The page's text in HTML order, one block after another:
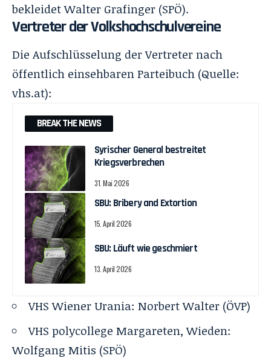
bekleidetWalter Grafinger (SPÖ).
Vertreter der Volkshochschulvereine
Die Aufschlüsselung der Vertreter nach
öffentlich einsehbaren Parteibuch (Quelle:
vhs.at):
BREAK THE NEWS
Syrischer General bestreitet
Kriegsverbrechen
31. Mai 2026
SBU: Bribery and Extortion
15. April 2026
SBU: Läuft wie geschmiert
13. April 2026
VHS Wiener Urania: Norbert Walter (ÖVP)
VHS polycollege Margareten, Wieden:
Wolfgang Mitis (SPÖ)